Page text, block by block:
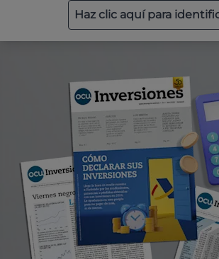
Haz clic aquí para